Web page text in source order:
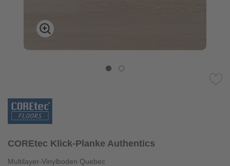
COREtec Klick-Planke Authentics
Multilayer-Vinylboden Quebec